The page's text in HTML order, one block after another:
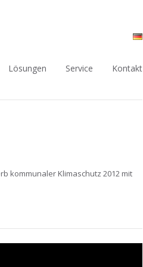
Lösungen Service Kontakt
kommunaler Klimaschutz 2012 mit